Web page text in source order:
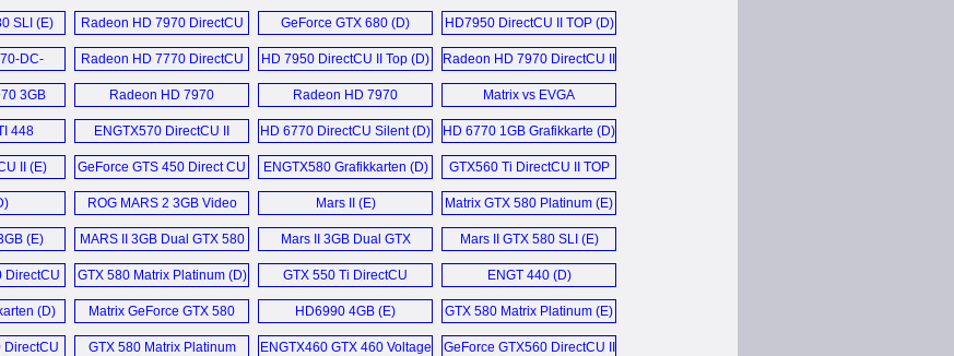
II 2GB (E)
Top (D)
2GB (E)
SLI (E)
Radeon HD 7970 DirectCU
II (E)
GeForce GTX 680 (D) HD7950 DirectCU II TOP (D)
DC-
Radeon HD 7770 DirectCU
1GB (E)
HD 7950 DirectCU II Top (D)
Radeon HD 7970 DirectCU II
Top (E)
3GB
Radeon HD 7970
CrossFire (E)
Radeon HD 7970
Crossfire (E)
Matrix vs EVGA
Classified (E)
448
(D)
ENGTX570 DirectCU II
Video Card (E)
HD 6770 DirectCU Silent (D) HD 6770 1GB Grafikkarte (D)
II (E)
GeForce GTS 450 Direct CU
Silent Video Card (E)
ENGTX580 Grafikkarten (D)
GTX560 Ti DirectCU II TOP
Graphics Card (E)
ROG MARS 2 3GB Video
Card (E)
Mars II (E) Matrix GTX 580 Platinum (E)
(E)
MARS II 3GB Dual GTX 580
Video Card (E)
Mars II 3GB Dual GTX
580 (E)
Mars II GTX 580 SLI (E)
DirectCU
GTX 580 Matrix Platinum (D)
GTX 550 Ti DirectCU
TOP (D)
ENGT 440 (D)
(D)
Matrix GeForce GTX 580
1536MB Platinum (E)
HD6990 4GB (E) GTX 580 Matrix Platinum (E)
DirectCU
GTX 580 Matrix Platinum
ENGTX460 GTX 460 Voltage
GeForce GTX560 DirectCU II